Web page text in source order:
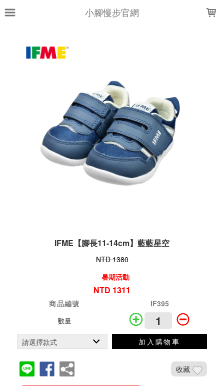
小腳慢步官網
IFME【腳長11-14cm】藍藍星空
NTD 1380
暑期活動
NTD 1311
商品編號
IF395
數量
加入購物車
收藏